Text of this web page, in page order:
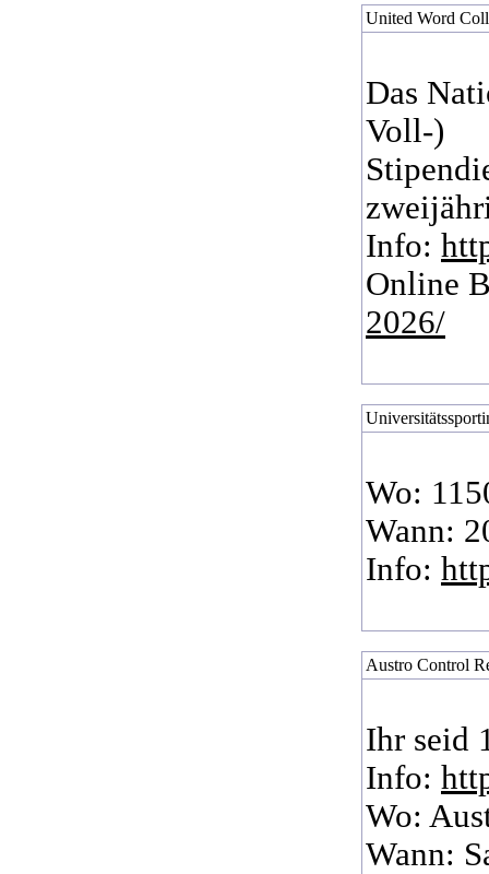
United Word
Das
Voll-)
Info:
Online
2026/
Wo:
Wann:
Info:
Austro Control
Ihr seid
Info:
Wo:
Wann: